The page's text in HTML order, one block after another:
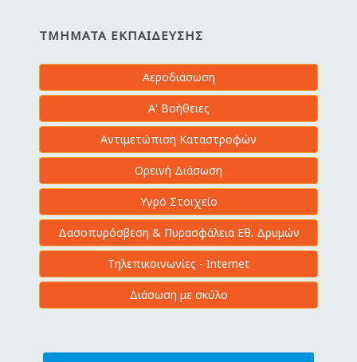
ΤΜΉΜΑΤΑ ΕΚΠΑΊΔΕΥΣΗΣ
Αεροδιάσωση
Α' Βοήθειες
Αντιμετώπιση Καταστροφών
Ορεινή Διάσωση
Υγρό Στοιχείο
Δασοπυρόσβεση & Πυρασφάλεια Εθ. Δρυμών
Τηλεπικοινωνίες - Internet
Διάσωση με σκύλο